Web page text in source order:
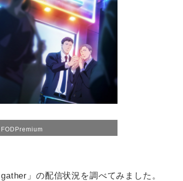
FODPremium
」の配信状況を調べてみました。